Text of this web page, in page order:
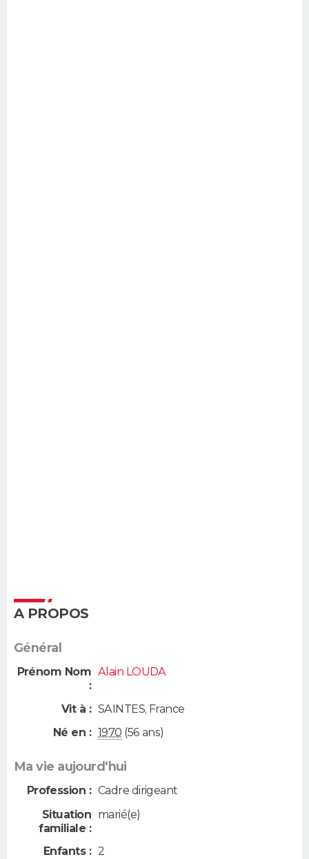
A PROPOS
Général
Prénom Nom
:
Alain LOUDA
Vit à : SAINTES, France
Né en : 1970 (56 ans)
Ma vie aujourd'hui
Profession : Cadre dirigeant
Situation
familiale :
marié(e)
Enfants : 2